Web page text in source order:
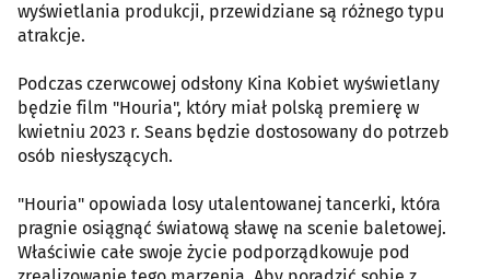
wyświetlania produkcji, przewidziane są różnego typu
atrakcje.
Podczas czerwcowej odsłony Kina Kobiet wyświetlany
będzie film "Houria", który miał polską premierę w
kwietniu 2023 r. Seans będzie dostosowany do potrzeb
osób niesłyszących.
"Houria" opowiada losy utalentowanej tancerki, która
pragnie osiągnąć światową sławę na scenie baletowej.
Właściwie całe swoje życie podporządkowuje pod